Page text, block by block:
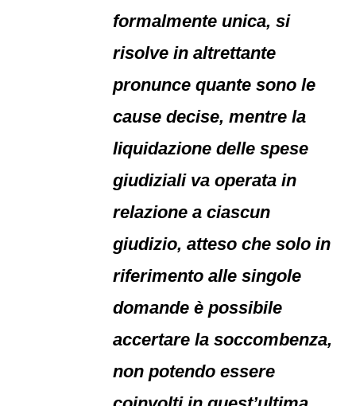
formalmente unica, si
risolve in altrettante
pronunce quante sono le
cause decise, mentre la
liquidazione delle spese
giudiziali va operata in
relazione a ciascun
giudizio, atteso che solo in
riferimento alle singole
domande è possibile
accertare la soccombenza,
non potendo essere